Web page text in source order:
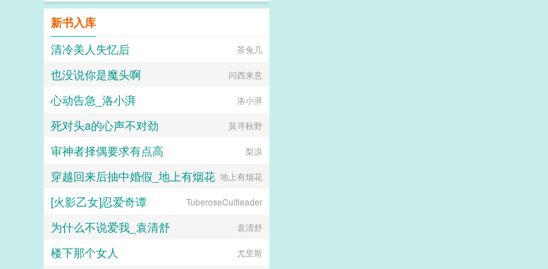
新书入库
清冷美人失忆后
茶兔几
也没说你是魔头啊 问西来意
心动告急_洛小湃 洛小湃
死对头a的心声不对劲 莫寻秋野
审神者择偶要求有点高 梨凉
穿越回来后抽中婚假_地上有烟花 地上有烟花
[火影乙女]忍爱奇谭 TuberoseCultleader
为什么不说爱我_袁清舒 袁清舒
楼下那个女人 尤里斯